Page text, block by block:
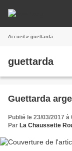
Accueil » guettarda
guettarda
Guettarda
Publié le 23/03/2017 à
Par La Chaussette